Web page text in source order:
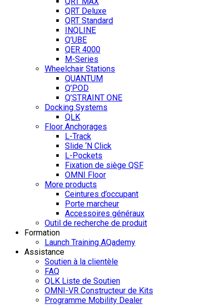
QRT Deluxe
QRT Standard
INQLINE
Q’UBE
QER 4000
M-Series
Wheelchair Stations
QUANTUM
Q’POD
Q’STRAINT ONE
Docking Systems
QLK
Floor Anchorages
L-Track
Slide ‘N Click
L-Pockets
Fixation de siège QSF
OMNI Floor
More products
Ceintures d’occupant
Porte marcheur
Accessoires généraux
Outil de recherche de produit
Formation
Launch Training AQademy
Assistance
Soutien à la clientèle
FAQ
QLK Liste de Soutien
OMNI-VR Constructeur de Kits
Programme Mobility Dealer